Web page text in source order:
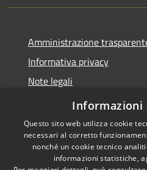
Amministrazione
Informativa privacy
Note legali
Dichiarazione di accessibilità
Informazioni
Questo sito web utilizza cookie
necessari al corretto
nonché un cookie tecnico
informazioni statistiche,